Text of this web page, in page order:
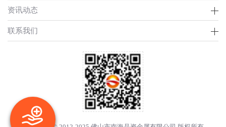
资讯动态
联系我们